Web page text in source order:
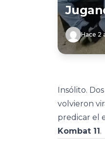
Hace 2
Insólito.
volvieron
predicar el
Kombat 11.